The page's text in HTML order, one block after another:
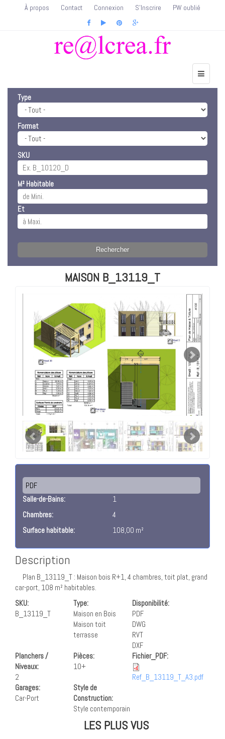
À propos Contact Connexion S'Inscrire PW oublié
Type
Format
SKU
M² Habitable
Et
MAISON B_13119_T
PDF
Salle-de-Bains:
1
Chambres:
4
Surface habitable:
108,00 m²
Description
Plan B_13119_T : Maison bois R+1, 4 chambres, toit plat, grand
car-port, 108 m² habitables.
SKU:
B_13119_T
Type:
Maison en Bois
Maison toit
terrasse
Disponibilité:
PDF
DWG
RVT
DXF
Planchers /
Niveaux:
2
Pièces:
10+
Fichier_PDF:
Ref_B_13119_T_A3.pdf
Garages:
Car-Port
Style de
Construction:
Style contemporain
LES PLUS VUS